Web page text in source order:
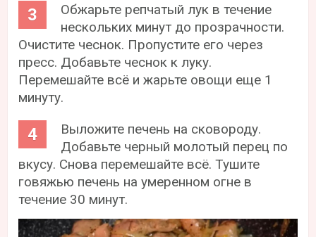
Обжарьте репчатый лук в течение
нескольких минут до прозрачности.
Очистите чеснок. Пропустите его через
пресс. Добавьте чеснок к луку.
Перемешайте всё и жарьте овощи еще 1
минуту.
Выложите печень на сковороду.
Добавьте черный молотый перец по
вкусу. Снова перемешайте всё. Тушите
говяжью печень на умеренном огне в
течение 30 минут.